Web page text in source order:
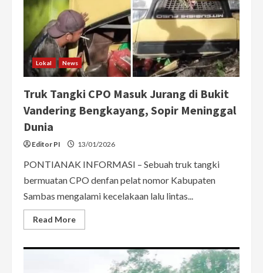
Jagung
No.1
di
Indonesia
Lokal News
Truk Tangki CPO Masuk Jurang di Bukit
Vandering Bengkayang, Sopir Meninggal
Dunia
Editor PI 13/01/2026
PONTIANAK INFORMASI – Sebuah truk tangki
bermuatan CPO denfan pelat nomor Kabupaten
Sambas mengalami kecelakaan lalu lintas...
Read MoreRead
more
Tangki